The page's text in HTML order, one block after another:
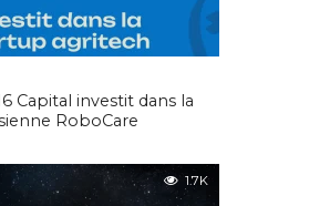
Capital investit dans la
RoboCare
1.7K